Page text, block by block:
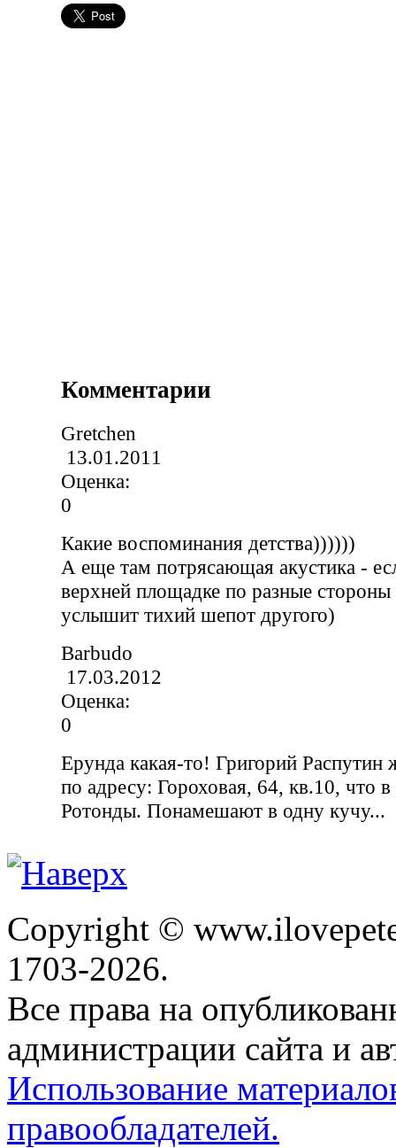
Комментарии
Gretchen
13.01.2011
Оценка:
0
Какие воспоминания детства))))))
А еще там потрясающая акустика -
верхней площадке по разные стороны
услышит тихий шепот другого)
Barbudo
17.03.2012
Оценка:
0
Ерунда какая-то! Григорий Распутин
по адресу: Гороховая, 64, кв.10, что
Ротонды. Понамешают в одну кучу...
Copyright ©
1703-2026.
Все права на
администрации сайта и
Использование
правообладателей.